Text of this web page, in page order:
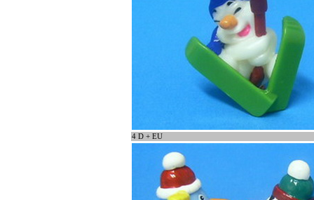
4 D + EU